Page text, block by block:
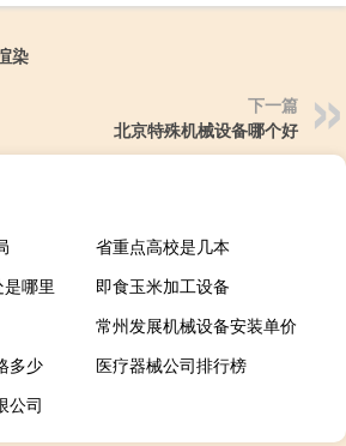
染
下一篇
北京特殊机械设备哪个好
省重点高校是几本
哪里
即食玉米加工设备
常州发展机械设备安装单价
多少
医疗器械公司排行榜
公司